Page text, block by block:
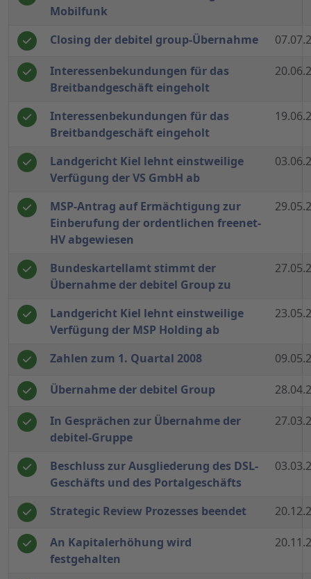
Mobilfunk
Closing der debitel group-Übernahme
Interessenbekundungen für das
Breitbandgeschäft eingeholt
Interessenbekundungen für das
Breitbandgeschäft eingeholt
Landgericht Kiel lehnt einstweilige
Verfügung der VS GmbH ab
MSP-Antrag auf Ermächtigung zur
Einberufung der ordentlichen freenet-
HV abgewiesen
Bundeskartellamt stimmt der
Übernahme der debitel Group zu
Landgericht Kiel lehnt einstweilige
Verfügung der MSP Holding ab
Zahlen zum 1. Quartal 2008
Übernahme der debitel Group
In Gesprächen zur Übernahme der
debitel-Gruppe
Beschluss zur Ausgliederung des DSL-
Geschäfts und des Portalgeschäfts
Strategic Review Prozesses beendet
An Kapitalerhöhung wird
festgehalten